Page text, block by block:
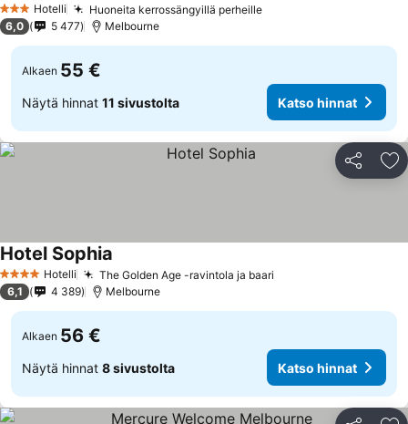
3 Tähtiluokitus
Hotelli Huoneita kerrossängyillä perheille
6,0 5 477 Melbourne
Alkaen 55 €
Näytä hinnat 11 sivustolta Katso hinnat
Jaa
4 Tähtiluokitus
Hotelli The Golden Age -ravintola ja baari
Hotel Sophia
6,1 4 389 Melbourne
Alkaen 56 €
Näytä hinnat 8 sivustolta Katso hinnat